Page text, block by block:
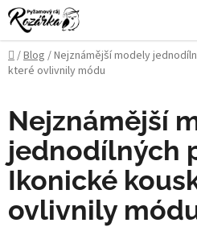
Přejít
na
obsah
Domů
/Blog /Nejznámější modely
které ovlivnily módu
Nejznámější
jednodílných
Ikonické
ovlivnily